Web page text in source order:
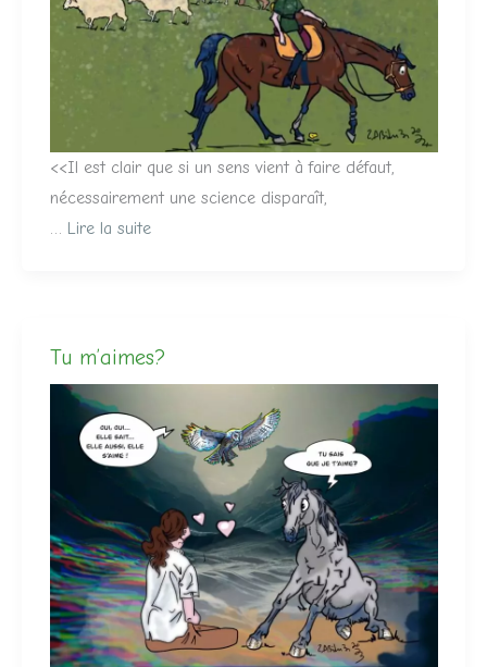
<<Il est clair que si un sens vient à faire défaut,
nécessairement une science disparaît,
Lire la suite
Tu m’aimes?